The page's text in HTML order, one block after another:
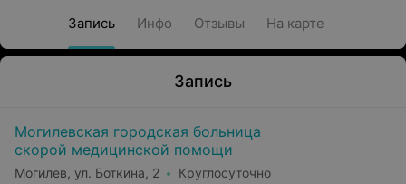
Запись Инфо Отзывы На карте
Запись
Могилевская городская больница
скорой медицинской помощи
Могилев, ул. Боткина, 2 Круглосуточно